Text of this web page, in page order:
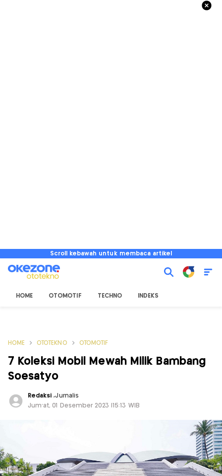
Scroll kebawah untuk membaca artikel
HOME OTOMOTIF TECHNO INDEKS
HOME OTOTEKNO OTOMOTIF
7 Koleksi Mobil Mewah Milik Bambang
Soesatyo
Redaksi,Jurnalis
Jum'at, 01 Desember 2023 |15:13 WIB